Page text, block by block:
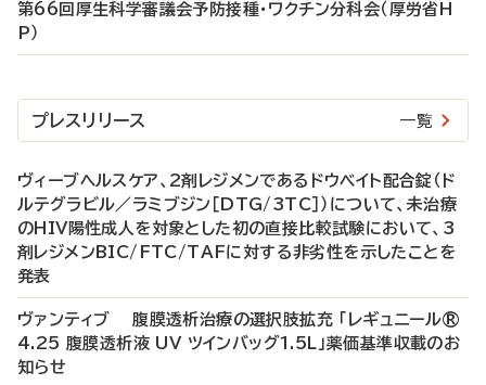
第66回厚生科学審議会予防接種・ワクチン分科会（厚労省H
P）
プレスリリース 一覧
ヴィーブヘルスケア、2剤レジメンであるドウベイト配合錠（ド
ルテグラビル／ラミブジン［DTG/3TC］）について、未治療
のHIV陽性成人を対象とした初の直接比較試験において、3
剤レジメンBIC/FTC/TAFに対する非劣性を示したことを
発表
ヴァンティブ 腹膜透析治療の選択肢拡充 「レギュニール®
4.25 腹膜透析液 UV ツインバッグ1.5L」薬価基準収載のお
知らせ